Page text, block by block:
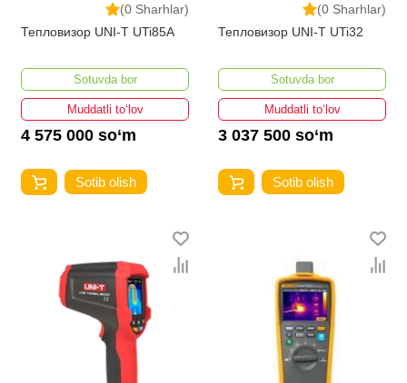
(0 Sharhlar)
Тепловизор UNI-T UTi85A
Sotuvda bor
Muddatli to‘lov
4 575 000 so‘m
Sotib olish
(0 Sharhlar)
Тепловизор UNI-T UTi32
Sotuvda bor
Muddatli to‘lov
3 037 500 so‘m
Sotib olish